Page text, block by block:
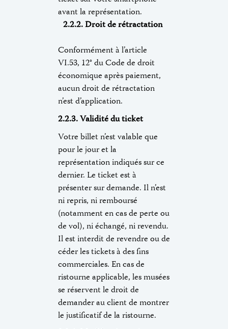
avant la représentation.
2.2.2. Droit de rétractation
Conformément à l’article
VI.53, 12° du Code de droit
économique après paiement,
aucun droit de rétractation
n’est d’application.
2.2.3. Validité du ticket
Votre billet n’est valable que
pour le jour et la
représentation indiqués sur ce
dernier. Le ticket est à
présenter sur demande. Il n’est
ni repris, ni remboursé
(notamment en cas de perte ou
de vol), ni échangé, ni revendu.
Il est interdit de revendre ou de
céder les tickets à des fins
commerciales. En cas de
ristourne applicable, les musées
se réservent le droit de
demander au client de montrer
le justificatif de la ristourne.